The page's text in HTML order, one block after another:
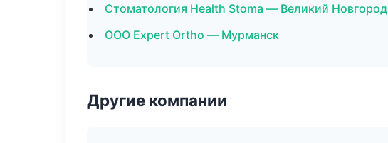
Стоматология Health Stoma — Великий Новгород
ООО Expert Ortho — Мурманск
Другие компании